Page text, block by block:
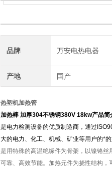
品牌 万安电热电器
产地 国产
热塑机加热管
加热棒 加厚304不锈钢380V 18kw产品简
是电力检测设备的优质制造商，通过
大的电力、化工、机械、矿业等用户的*
是用特殊的高温绝缘件为骨架，以镍铬
可靠、高效节能。加热元件为挠性结构